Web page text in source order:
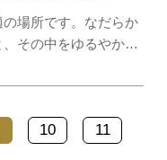
場所です。なだらか
その中をゆるやかに
覆い、城跡の石垣が
10 11